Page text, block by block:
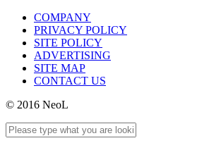
COMPANY
PRIVACY POLICY
SITE POLICY
ADVERTISING
SITE MAP
CONTACT US
© 2016 NeoL